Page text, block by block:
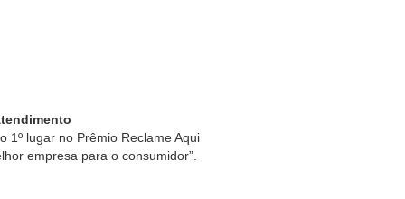
1º lugar no Prêmio Reclame Aqui
empresa para o consumidor”.